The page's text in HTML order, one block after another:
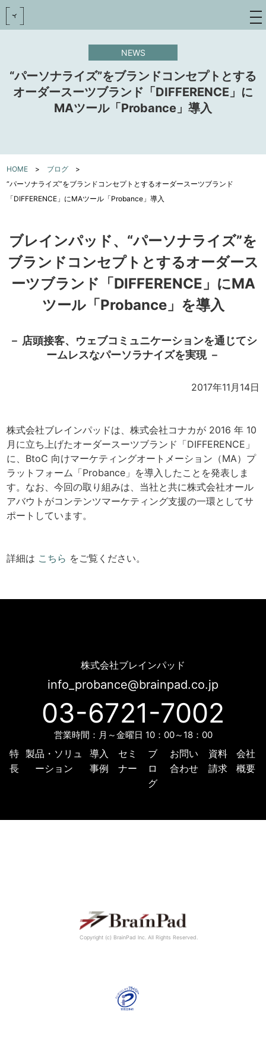
toggle
NEWS
“パーソナライズ”をブランドコンセプトとする
オーダースーツブランド「DIFFERENCE」に
MAツール「Probance」導入
HOME > ブログ >
“パーソナライズ”をブランドコンセプトとするオーダースーツブランド
「DIFFERENCE」にMAツール「Probance」導入
ブレインパッド、“パーソナライズ”を
ブランドコンセプトとするオーダース
ーツブランド「DIFFERENCE」にMA
ツール「Probance」を導入
－ 店頭接客、ウェブコミュニケーションを通じてシ
ームレスなパーソラナイズを実現 －
2017年11月14日
株式会社ブレインパッドは、株式会社コナカが 2016 年 10
月に立ち上げたオーダースーツブランド「DIFFERENCE」
に、BtoC 向けマーケティングオートメーション（MA）プ
ラットフォーム「Probance」を導入したことを発表しま
す。なお、今回の取り組みは、当社と共に株式会社オール
アバウトがコンテンツマーケティング支援の一環としてサ
ポートしています。
詳細は こちら をご覧ください。
株式会社ブレインパッド
info_probance@brainpad.co.jp
03-6721-7002
営業時間：月～金曜日 10：00～18：00
特
長
製品・ソリュ
ーション
導入
事例
セミ
ナー
ブ
ロ
グ
お問い
合わせ
資料
請求
会社
概要
Copyright (c) BrainPad lnc. All Rights Reserved.